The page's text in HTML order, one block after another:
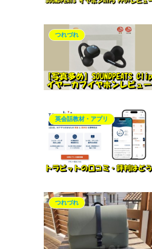
つれづれ
英会話教材・アプリ
つれづれ